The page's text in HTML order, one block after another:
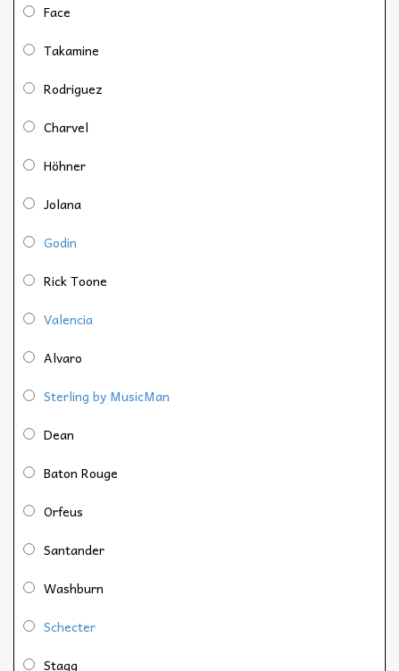
Face
Takamine
Rodriguez
Charvel
Höhner
Jolana
Godin
Rick Toone
Valencia
Alvaro
Sterling by MusicMan
Dean
Baton Rouge
Orfeus
Santander
Washburn
Schecter
Stagg